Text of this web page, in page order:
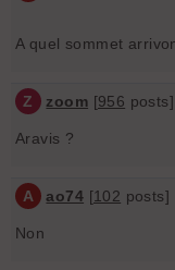
A quel sommet
Z zoom [956
Aravis ?
A ao74 [102 posts]
Non